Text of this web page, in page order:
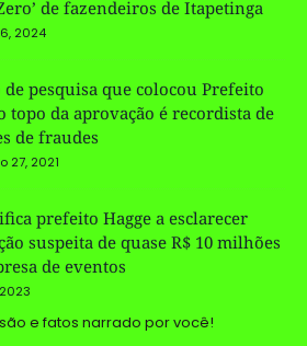
de fazendeiros de Itapetinga
2024
pesquisa que colocou Prefeito
topo da aprovação é recordista de
de fraudes
27, 2021
prefeito Hagge a esclarecer
suspeita de quase R$ 10 milhões
de eventos
e fatos narrado por você!